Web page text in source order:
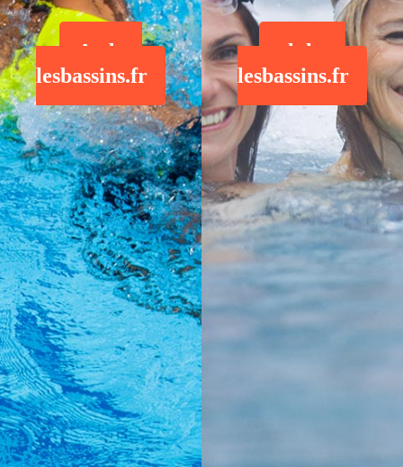
Ardea-
lesbassins.fr
alphea-
lesbassins.fr